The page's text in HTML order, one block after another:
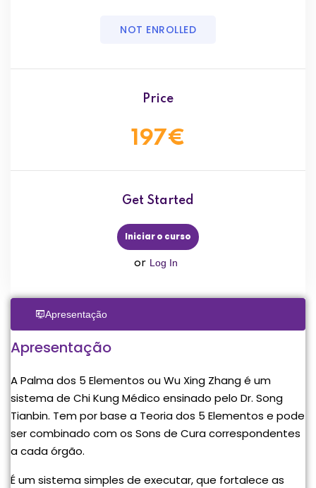
NOT ENROLLED
Price
197€
Get Started
Iniciar o curso
or Log In
Apresentação
Apresentação
A Palma dos 5 Elementos ou Wu Xing Zhang é um
sistema de Chi Kung Médico ensinado pelo Dr. Song
Tianbin. Tem por base a Teoria dos 5 Elementos e pode
ser combinado com os Sons de Cura correspondentes
a cada órgão.
É um sistema simples de executar, que fortalece as